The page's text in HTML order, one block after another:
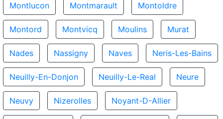
Montlucon Montmarault Montoldre
Montord Montvicq Moulins Murat
Nades Nassigny Naves Neris-Les-Bains
Neuilly-En-Donjon Neuilly-Le-Real Neure
Neuvy Nizerolles Noyant-D-Allier